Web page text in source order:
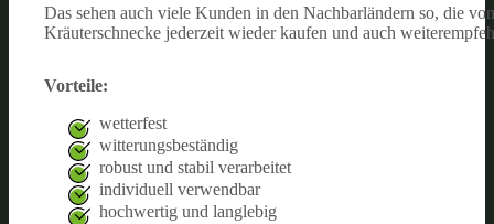
Das sehen auch viele Kunden in den Nachbarländern so, die
Kräuterschnecke jederzeit wieder kaufen und auch
Vorteile:
wetterfest
witterungsbeständig
robust und stabil verarbeitet
individuell verwendbar
hochwertig und langlebig